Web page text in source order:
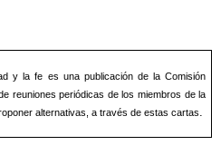
y la fe es una publicación de la Comisión
reuniones periódicas de los miembros de la
alternativas, a través de estas cartas.